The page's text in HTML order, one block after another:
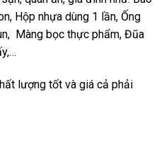
Hộp nhựa dùng 1 lần, Ống
Màng bọc thực phẩm, Đũa
lượng tốt và giá cả phải